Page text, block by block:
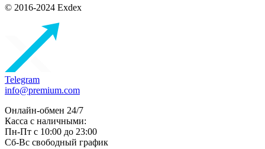
© 2016-2024 Exdex
Telegram
info@premium.com
Онлайн-обмен 24/7
Касса с наличными:
Пн-Пт с 10:00 до 23:00
Сб-Вс свободный график